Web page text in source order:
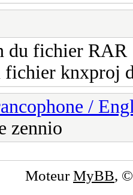
du fichier RAR
knxproj
/
zennio
MoteurMyBB,